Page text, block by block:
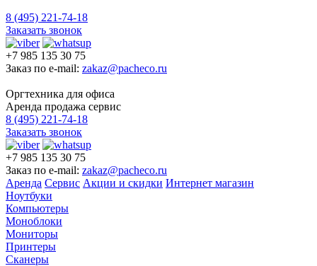
8 (495) 221-74-18
Заказать звонок
+7 985 135 30 75
Заказ по e-mail: zakaz@pacheco.ru
Оргтехника для офиса
Аренда продажа сервис
8 (495) 221-74-18
Заказать звонок
+7 985 135 30 75
Заказ по e-mail: zakaz@pacheco.ru
Аренда Сервис Акции и скидки Интернет магазин
Ноутбуки
Компьютеры
Моноблоки
Мониторы
Принтеры
Сканеры